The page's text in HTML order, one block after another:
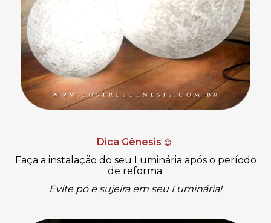
Dica Gênesis 😉
Faça a instalação do seu Luminária após o período
de reforma.
Evite pó e sujeira em seu Luminária!